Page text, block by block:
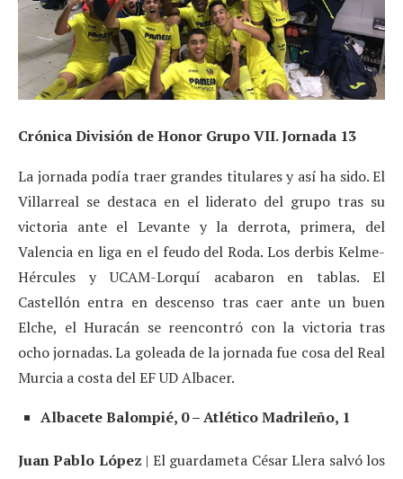
Crónica División de Honor Grupo VII. Jornada 13
La jornada podía traer grandes titulares y así ha sido. El
Villarreal se destaca en el liderato del grupo tras su
victoria ante el Levante y la derrota, primera, del
Valencia en liga en el feudo del Roda. Los derbis Kelme-
Hércules y UCAM-Lorquí acabaron en tablas. El
Castellón entra en descenso tras caer ante un buen
Elche, el Huracán se reencontró con la victoria tras
ocho jornadas. La goleada de la jornada fue cosa del Real
Murcia a costa del EF UD Albacer.
Albacete Balompié, 0 – Atlético Madrileño, 1
Juan Pablo López | El guardameta César Llera salvó los